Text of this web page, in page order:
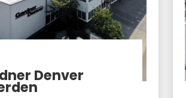
Denver